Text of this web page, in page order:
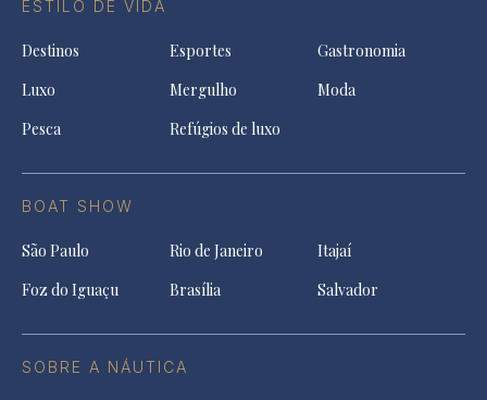
ESTILO DE VIDA
Destinos Esportes
Gastronomia
Luxo
Mergulho
Moda
Pesca
Refúgios de luxo
BOAT SHOW
São Paulo Rio de Janeiro
Itajaí
Foz do Iguaçu
Brasília Salvador
SOBRE A NÁUTICA